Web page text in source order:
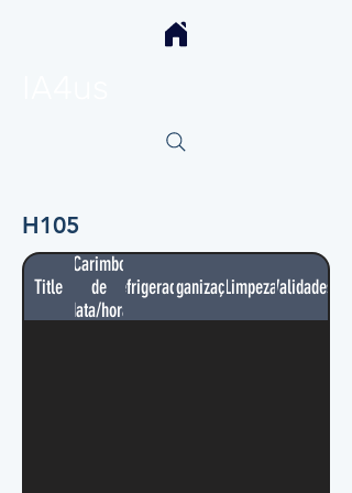
H105
Title
Carimbo
de
data/hora
RefrigeradorOrganizaçãoLimpezaValidades